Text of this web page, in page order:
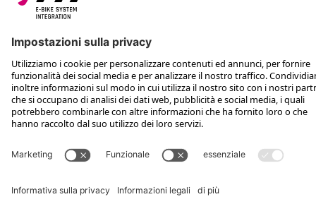
*Prezzo al dettaglio consigliato IVA inclusa più spese di spedizione e TSA